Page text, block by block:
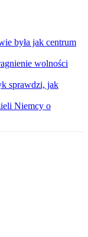
była jak centrum
wolności
sprawdzi, jak
Niemcy o